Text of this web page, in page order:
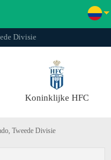
Divisie
Koninklijke HFC
Tweede Divisie